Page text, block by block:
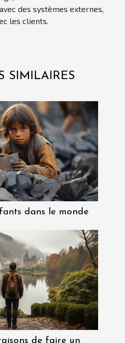
des systèmes externes,
les clients.
SIMILAIRES
dans le monde
de faire un